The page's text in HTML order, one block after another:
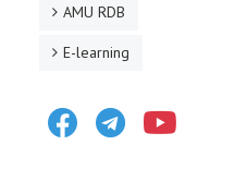
AMU RDB
E-learning
FacebookTelegram